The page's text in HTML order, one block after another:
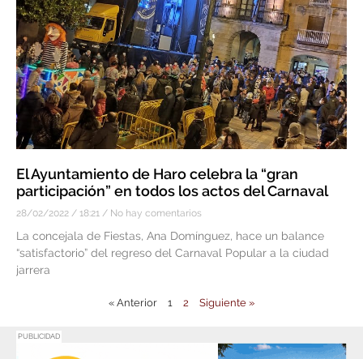
El Ayuntamiento de Haro celebra la “gran
participación” en todos los actos del Carnaval
28/02/2022 18:21 No hay comentarios
La concejala de Fiestas, Ana Domínguez, hace un balance
“satisfactorio” del regreso del Carnaval Popular a la ciudad
jarrera
« Anterior 1 2 Siguiente »
PUBLICIDAD